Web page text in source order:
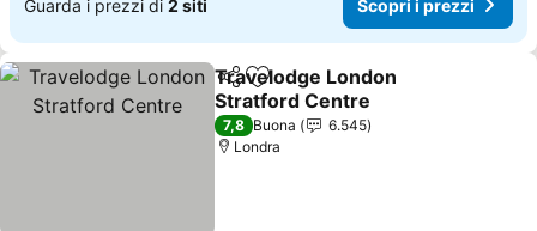
Guarda i prezzi di 2 siti Scopri i prezzi
CondividiAggiungi ai preferiti
Travelodge London
Stratford Centre
Scopri i prezzi
7,8 Buona
6.545
Londra